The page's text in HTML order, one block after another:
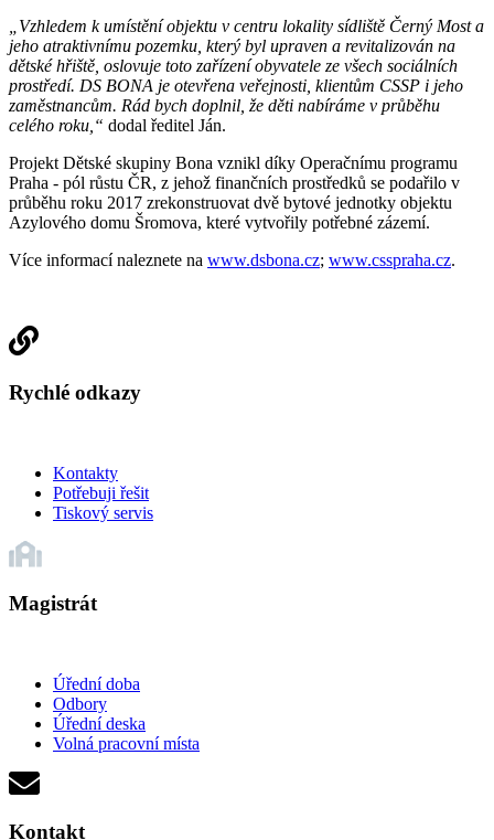
„Vzhledem k umístění objektu v centru lokality sídliště Černý Most a
jeho atraktivnímu pozemku, který byl upraven a revitalizován na
dětské hřiště, oslovuje toto zařízení obyvatele ze všech sociálních
prostředí. DS BONA je otevřena veřejnosti, klientům CSSP i jeho
zaměstnancům. Rád bych doplnil, že děti nabíráme v průběhu
celého roku,“ dodal ředitel Ján.
Projekt Dětské skupiny Bona vznikl díky Operačnímu programu
Praha - pól růstu ČR, z jehož finančních prostředků se podařilo v
průběhu roku 2017 zrekonstruovat dvě bytové jednotky objektu
Azylového domu Šromova, které vytvořily potřebné zázemí.
Více informací naleznete na www.dsbona.cz; www.csspraha.cz.
Rychlé odkazy
Kontakty
Potřebuji řešit
Tiskový servis
Magistrát
Úřední doba
Odbory
Úřední deska
Volná pracovní místa
Kontakt